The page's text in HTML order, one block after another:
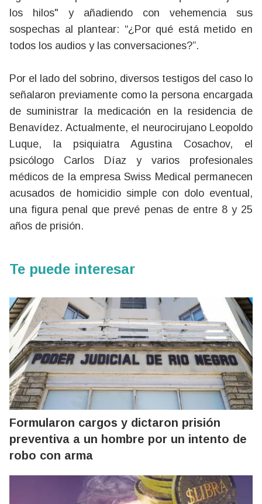
los hilos" y añadiendo con vehemencia sus
sospechas al plantear: “¿Por qué está metido en
todos los audios y las conversaciones?”.
Por el lado del sobrino, diversos testigos del caso lo
señalaron previamente como la persona encargada
de suministrar la medicación en la residencia de
Benavídez. Actualmente, el neurocirujano Leopoldo
Luque, la psiquiatra Agustina Cosachov, el
psicólogo Carlos Díaz y varios profesionales
médicos de la empresa Swiss Medical permanecen
acusados de homicidio simple con dolo eventual,
una figura penal que prevé penas de entre 8 y 25
años de prisión.
Te puede interesar
Formularon cargos y dictaron prisión
preventiva a un hombre por un intento de
robo con arma